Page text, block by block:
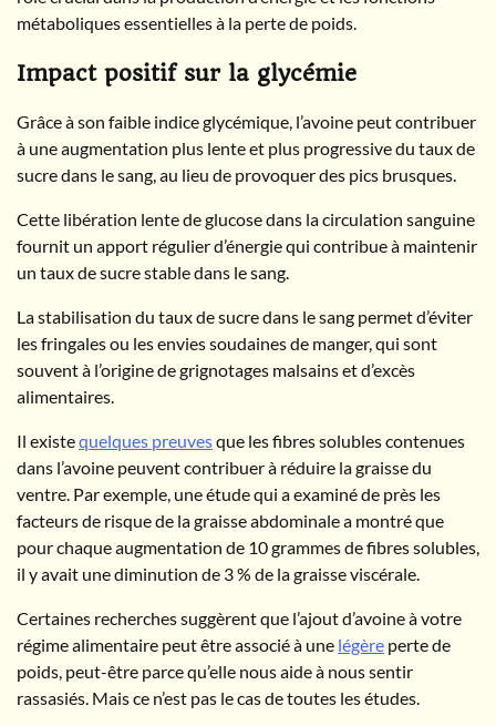
métaboliques essentielles à la perte de poids.
Impact positif sur la glycémie
Grâce à son faible indice glycémique, l’avoine peut contribuer
à une augmentation plus lente et plus progressive du taux de
sucre dans le sang, au lieu de provoquer des pics brusques.
Cette libération lente de glucose dans la circulation sanguine
fournit un apport régulier d’énergie qui contribue à maintenir
un taux de sucre stable dans le sang.
La stabilisation du taux de sucre dans le sang permet d’éviter
les fringales ou les envies soudaines de manger, qui sont
souvent à l’origine de grignotages malsains et d’excès
alimentaires.
Il existequelques preuvesque les fibres solubles contenues
dans l’avoine peuvent contribuer à réduire la graisse du
ventre. Par exemple, une étude qui a examiné de près les
facteurs de risque de la graisse abdominale a montré que
pour chaque augmentation de 10 grammes de fibres solubles,
il y avait une diminution de 3 % de la graisse viscérale.
Certaines recherches suggèrent que l’ajout d’avoine à votre
régime alimentaire peut être associé à une légère perte de
poids, peut-être parce qu’elle nous aide à nous sentir
rassasiés. Mais ce n’est pas le cas de toutes les études.